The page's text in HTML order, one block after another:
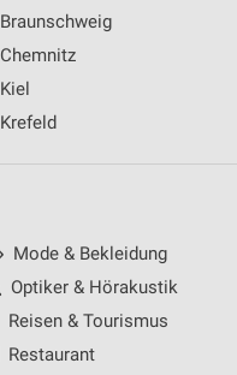
Braunschweig
Chemnitz
Kiel
Krefeld
Mode & Bekleidung
Optiker & Hörakustik
Reisen & Tourismus
Restaurant